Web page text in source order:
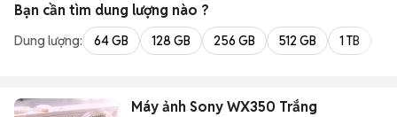
Bạn cần tìm dung lượng nào ?
Dung lượng: 64 GB 128 GB 256 GB 512 GB 1 TB
Máy ảnh Sony WX350 Trắng